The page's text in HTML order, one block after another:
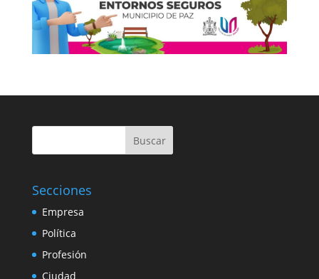
Buscar
Secciones
Empresa
Política
Profesión
Ciudad